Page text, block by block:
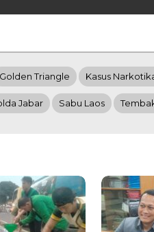
Golden Triangle Kasus
Jabar Sabu Laos